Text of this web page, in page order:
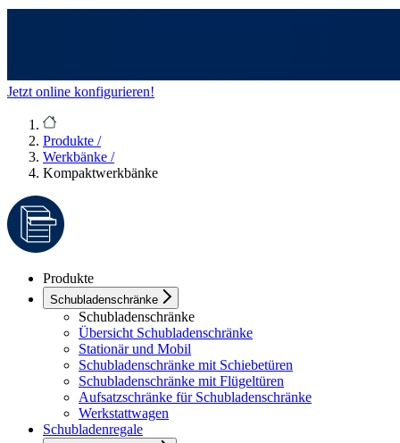
Jetzt online konfigurieren!
Produkte /
Werkbänke /
Kompaktwerkbänke
Produkte
Schubladenschränke
Schubladenschränke
Übersicht Schubladenschränke
Stationär und Mobil
Schubladenschränke mit Schiebetüren
Schubladenschränke mit Flügeltüren
Aufsatzschränke für Schubladenschränke
Werkstattwagen
Schubladenregale